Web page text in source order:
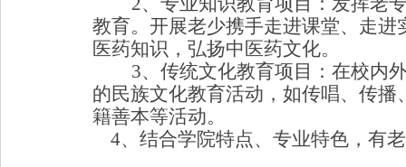
教育。开展老少携手走进课堂、走
医药知识，弘扬中医药文化。
3、传统文化教育项目：在校内
的民族文化教育活动，如传唱、传
籍善本等活动。
4、结合学院特点、专业特色，有